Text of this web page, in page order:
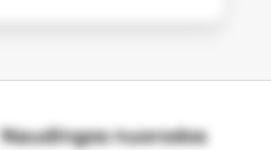
Naudingos nuorodos